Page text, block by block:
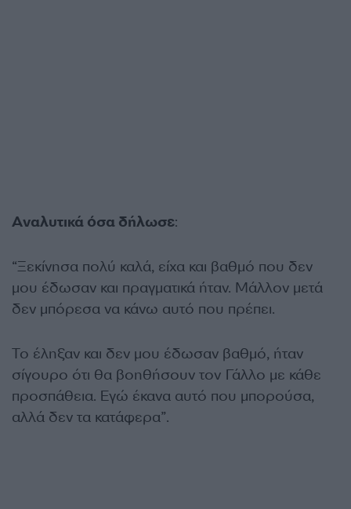
Αναλυτικά όσα δήλωσε:
“Ξεκίνησα πολύ καλά, είχα και βαθμό που δεν
μου έδωσαν και πραγματικά ήταν. Μάλλον μετά
δεν μπόρεσα να κάνω αυτό που πρέπει.
Το έληξαν και δεν μου έδωσαν βαθμό, ήταν
σίγουρο ότι θα βοηθήσουν τον Γάλλο με κάθε
προσπάθεια. Εγώ έκανα αυτό που μπορούσα,
αλλά δεν τα κατάφερα”.